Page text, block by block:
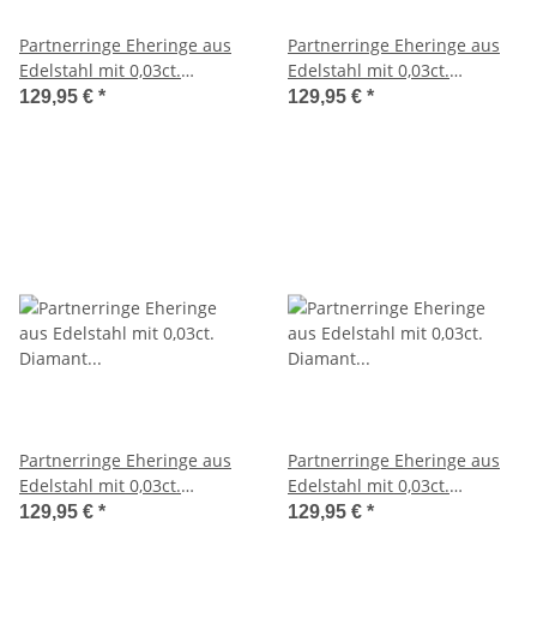
Partnerringe Eheringe aus
Edelstahl mit 0,03ct.
Diamant und Lasergravur
129,95 € *
Partnerringe Eheringe aus
Edelstahl mit 0,03ct.
Diamant und Lasergravur
129,95 € *
Partnerringe Eheringe aus
Edelstahl mit 0,03ct.
Diamant und Lasergravur
129,95 € *
Partnerringe Eheringe aus
Edelstahl mit 0,03ct.
Diamant und Lasergravur
129,95 € *